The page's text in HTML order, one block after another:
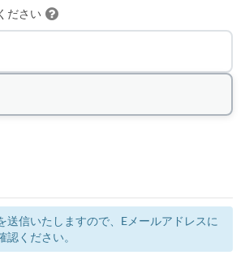
ださい
送信いたしますので、Eメールアドレスに
ください。